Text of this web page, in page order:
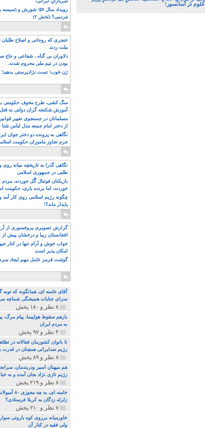
عُلوم دَر آسانسور!
رویداد سال ۵۷؛ شورش و
مَردمی؟ (بَخش ۲)
خنجری که روحانی و اصلاح
ملت زدند
دلاوران بی گناه ، شجاعی و حاج
بودن در تیم ملی محروم شدند.
ژن خوب! تست نژادپرستی بدهید!
سگ کشی، طرح مخوف حکومتی
آموزش شکنجه گران دولتی به
بیشتر
مسلمانان در جستجوی تغییر
از دختر امام جمعه مدل لباس شنا
مسلمان همجنسگرا!
نگاهی به پرونده دو دختر جوان
جرم تجاوز ماموران حکومت
آویز شدند!
نگاهی گذرا به تاریخچه میانه روی
طلبی در جمهوری اسلامی
بازیکنان فوتبال گًل خوردند، مردم
خوردند، اما برنده بازی، حکومت
چگونه رژیم اسلامی روی کار آمد و
پایدار ماند؟!
گزارش تصویری پروفسوری از
افغانستان زیبا و درخشان پیش از
خواب خوش و آرام تنها در کنار
امکان پذیر است
گوشت قرمز عامل مهم ایجاد
آقای خامنه ای، همانگونه که
سزای جنایات همیشگی شماچه می
۸ نظر و ۱۸۰ پخش
بازهم سقوط هواپیما، پیام مرگ،
به مردم ایران
۴ نظر و ۹۷ پخش
تا بانوان کشورمان فعالانه در
رژیم ضدایرانی همچنان در قدرت
۸ نظر و ۸۹ پخش
هم میهنان اسیر ودربندمان،
رژیم تازی نژاد بجان آمده و به
۸ نظر و ۲۱۹ پخش
خامنه ای،
زلزله زدگان به کربلا فرستادی؟
۷ نظر و ۲۱۰ پخش
خاورمیانه برروی کوه باروتی
ولی فقیه در کنار آن